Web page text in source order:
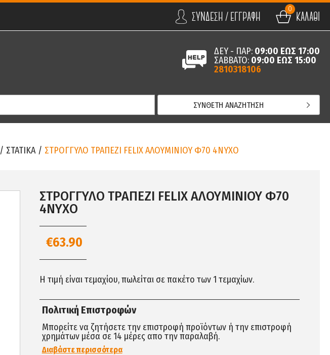
ΣΥΝΔΕΣΗ / ΕΓΓΡΑΦΗ ΚΑΛΑΘΙ
0
ΔΕΥ - ΠΑΡ: 09:00 ΕΩΣ 17:00
ΣΑΒΒΑΤΟ: 09:00 ΕΩΣ 15:00
2810318106
ΣΥΝΘΕΤΗ ΑΝΑΖΗΤΗΣΗ
/ ΣΤΑΤΙΚΑ / ΣΤΡΟΓΓΥΛΟ ΤΡΑΠΕΖΙ FELIX ΑΛΟΥΜΙΝΙΟΥ Φ70 4ΝΥΧΟ
ΣΤΡΟΓΓΥΛΟ ΤΡΑΠΕΖΙ FELIX ΑΛΟΥΜΙΝΙΟΥ Φ70
4ΝΥΧΟ
€63.90
Η τιμή είναι τεμαχίου, πωλείται σε πακέτο των 1 τεμαχίων.
Πολιτική Επιστροφών
Μπορείτε να ζητήσετε την επιστροφή προϊόντων ή την επιστροφή
χρημάτων μέσα σε 14 μέρες απο την παραλαβή.
Διαβάστε περισσότερα